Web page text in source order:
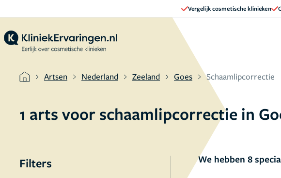
Vergelijk cosmetische klinieken
Artsen Nederland Zeeland Goes Schaamlipcorrectie
1 arts voor schaamlipcorrectie in
Filters We hebben 8